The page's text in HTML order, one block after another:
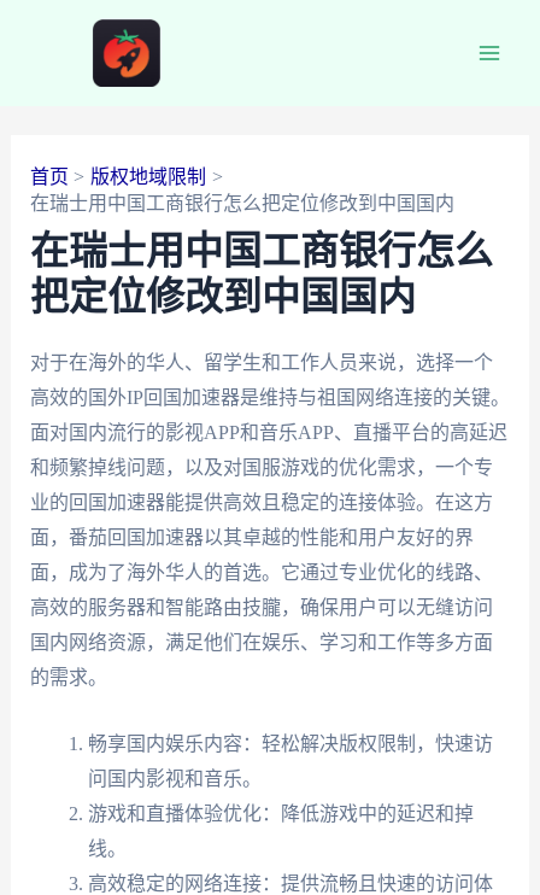
首页
版权地域限制
在瑞士用中国工商银行怎么把定位修改到中国国内
在瑞士用中国工商银行怎么
把定位修改到中国国内
对于在海外的华人、留学生和工作人员来说，选择一个
高效的国外IP回国加速器是维持与祖国网络连接的关键。
面对国内流行的影视APP和音乐APP、直播平台的高延迟
和频繁掉线问题，以及对国服游戏的优化需求，一个专
业的回国加速器能提供高效且稳定的连接体验。在这方
面，番茄回国加速器以其卓越的性能和用户友好的界
面，成为了海外华人的首选。它通过专业优化的线路、
高效的服务器和智能路由技朧，确保用户可以无缝访问
国内网络资源，满足他们在娱乐、学习和工作等多方面
的需求。
畅享国内娱乐内容：轻松解决版权限制，快速访
问国内影视和音乐。
游戏和直播体验优化：降低游戏中的延迟和掉
线。
高效稳定的网络连接：提供流畅且快速的访问体